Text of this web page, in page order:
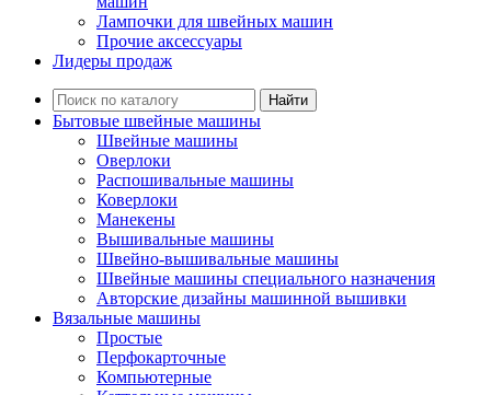
Лампочки для швейных машин
Прочие аксессуары
Лидеры продаж
Найти
Бытовые швейные машины
Швейные машины
Оверлоки
Распошивальные машины
Коверлоки
Манекены
Вышивальные машины
Швейно-вышивальные машины
Швейные машины специального назначения
Авторские дизайны машинной вышивки
Вязальные машины
Простые
Перфокарточные
Компьютерные